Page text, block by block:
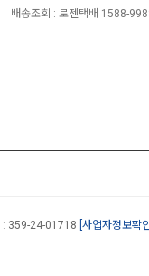
배송조회 : 로젠택배 1588-
: 359-24-01718 [사업자정보확